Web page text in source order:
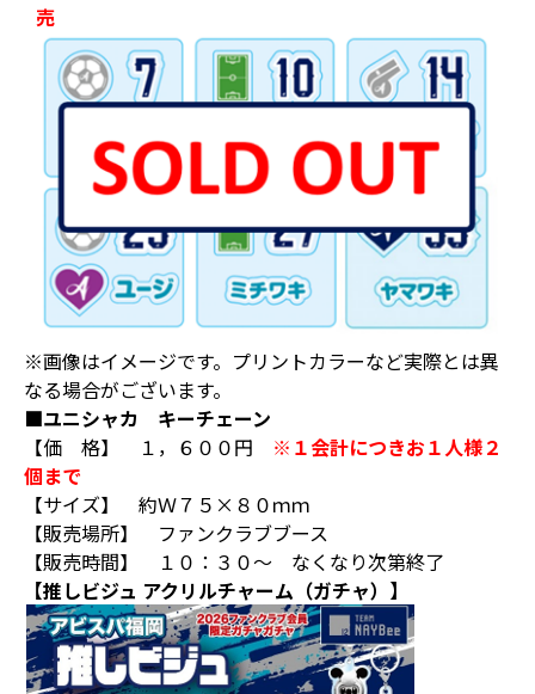
売
※画像はイメージです。プリントカラーなど実際とは異
なる場合がございます。
■ユニシャカ キーチェーン
【価 格】 １，６００円 ※１会計につきお１人様２
個まで
【サイズ】 約Ｗ７５×８０ｍｍ
【販売場所】 ファンクラブブース
【販売時間】 １０：３０～ なくなり次第終了
【推しビジュ アクリルチャーム（ガチャ）】